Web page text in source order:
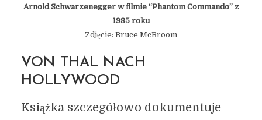
Arnold Schwarzenegger w filmie “Phantom Commando” z
1985 roku
Zdjęcie: Bruce McBroom
VON THAL NACH
HOLLYWOOD
Książka szczegółowo dokumentuje